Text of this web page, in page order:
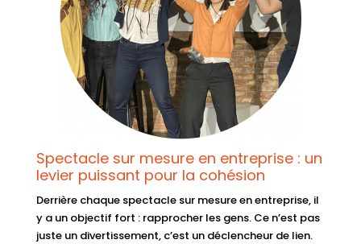
Spectacle sur mesure en entreprise : un
levier puissant pour la cohésion
Derrière chaque spectacle sur mesure en entreprise, il
y a un objectif fort : rapprocher les gens. Ce n’est pas
juste un divertissement, c’est un déclencheur de lien.